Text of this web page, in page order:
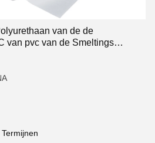
van de de
van pvc van de Smeltings